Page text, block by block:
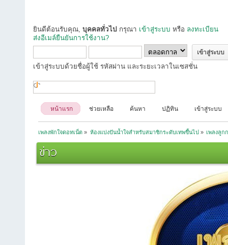
ยินดีต้อนรับคุณ, บุคคลทั่วไป กรุณา เข้าสู่ระบบ หรือ ลงทะเบียน
ส่งอีเมล์ยืนยันการใช้งาน?
เข้าสู่ระบบด้วยชื่อผู้ใช้ รหัสผ่าน และระยะเวลาในเซสชั่น
หน้าแรก ช่วยเหลือ ค้นหา ปฏิทิน เข้าสู่ระบบ
เพลงพักใจดอทเน็ต » ห้องแบ่งปันน้ำใจสำหรับสมาชิกระดับเทพขึ้นไป » เพลงลูก
ข่าว